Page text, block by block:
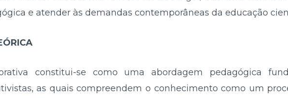
e atender às demandas contemporâneas da educação
constitui-se como uma abordagem pedagógica
as quais compreendem o conhecimento como um